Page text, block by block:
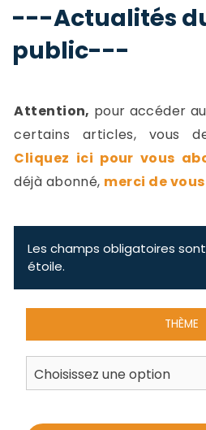
---Actualités
public---
Attention, pour accéder
certains articles, vous
Cliquez ici pour vous
déjà abonné, merci de
Les champs obligatoires
étoile.
THÈME